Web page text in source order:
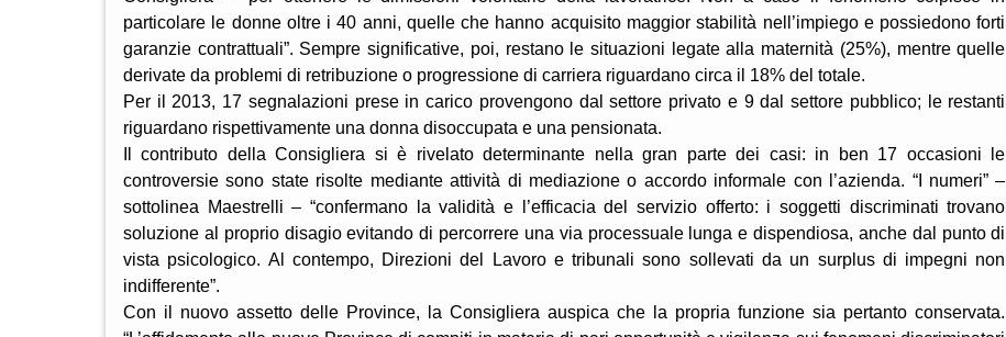
particolare le donne oltre i 40 anni, quelle che hanno acquisito maggior stabilità nell’impiego e possiedono forti
garanzie contrattuali”. Sempre significative, poi, restano le situazioni legate alla maternità (25%), mentre quelle
derivate da problemi di retribuzione o progressione di carriera riguardano circa il 18% del totale.
Per il 2013, 17 segnalazioni prese in carico provengono dal settore privato e 9 dal settore pubblico; le restanti
riguardano rispettivamente una donna disoccupata e una pensionata.
Il contributo della Consigliera si è rivelato determinante nella gran parte dei casi: in ben 17 occasioni le
controversie sono state risolte mediante attività di mediazione o accordo informale con l’azienda. “I numeri” –
sottolinea Maestrelli – “confermano la validità e l’efficacia del servizio offerto: i soggetti discriminati trovano
soluzione al proprio disagio evitando di percorrere una via processuale lunga e dispendiosa, anche dal punto di
vista psicologico. Al contempo, Direzioni del Lavoro e tribunali sono sollevati da un surplus di impegni non
indifferente”.
Con il nuovo assetto delle Province, la Consigliera auspica che la propria funzione sia pertanto conservata.